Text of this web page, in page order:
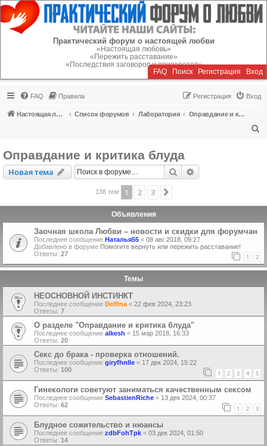
Регистрация
Практический форум о настоящей любви
«Настоящая любовь»
«Пережить расставание»
«Последствия заговоров и приворотов»
FAQ Поиск Регистрация Вход
FAQ Правила Вход
Регистрация
Настоящая любовь Список форумов Лаборатория
Оправдание и критика блуда
Оправдание и критика блуда
Новая тема
Новаятема Поиск
138 тем 1 2 3
Объявления
Заочная школа Любви – новости и скидки для форумчан
Последнее сообщение Наталья55 « 08 авг 2018, 09:27
Добавлено в форуме Помогите вернуть или пережить расставание!
Ответы: 27 1 2
Темы
НЕОСНОВНОЙ ИНСТИНКТ
Последнее сообщение Delfina « 22 фев 2024, 23:23
Ответы: 7
О разделе "Оправдание и критика блуда"
Последнее сообщение alkesh « 15 мар 2018, 16:33
Ответы: 20
Секс до брака - проверка отношений.
Последнее сообщение giryfhnlle « 17 дек 2024, 15:22
Ответы: 100 1 2 3 4 5
Гинекологи советуют заниматься качественным сексом
Последнее сообщение SebastienRiche « 13 дек 2024, 00:37
Ответы: 62 1 2 3
Блудное сожительство и нюансы
Последнее сообщение zdbFohTpk « 03 дек 2024, 01:50
Ответы: 14